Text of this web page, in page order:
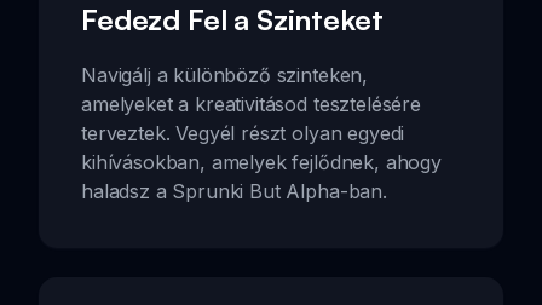
Fedezd Fel a Szinteket
Navigálj a különböző szinteken,
amelyeket a kreativitásod tesztelésére
terveztek. Vegyél részt olyan egyedi
kihívásokban, amelyek fejlődnek, ahogy
haladsz a Sprunki But Alpha-ban.